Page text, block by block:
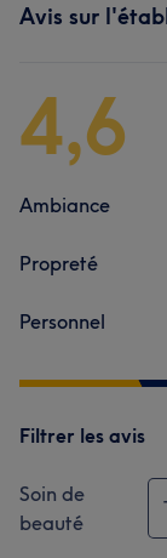
Avis sur
4,6
Ambiance
Propreté
Personnel
Filtrer les avis
Soin de
beauté